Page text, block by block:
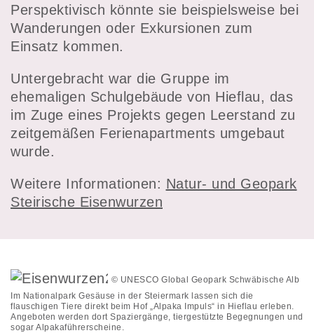
Perspektivisch könnte sie beispielsweise bei
Wanderungen oder Exkursionen zum
Einsatz kommen.
Untergebracht war die Gruppe im
ehemaligen Schulgebäude von Hieflau, das
im Zuge eines Projekts gegen Leerstand zu
zeitgemäßen Ferienapartments umgebaut
wurde.
Weitere Informationen: Natur- und Geopark
Steirische Eisenwurzen
© UNESCO Global Geopark Schwäbische Alb
Im Nationalpark Gesäuse in der Steiermark lassen sich die
flauschigen Tiere direkt beim Hof „Alpaka Impuls“ in Hieflau erleben.
Angeboten werden dort Spaziergänge, tiergestützte Begegnungen und
sogar Alpakaführerscheine.